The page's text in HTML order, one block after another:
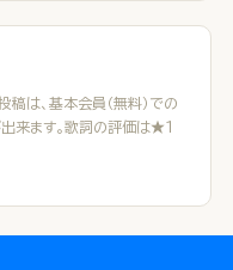
は、基本会員（無料）での
来ます。歌詞の評価は★１